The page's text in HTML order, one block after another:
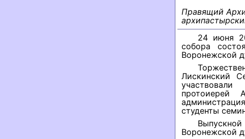
Правящий
24 июня
собора
Воронежской
Лискинский
протоиерей
студенты
Воронежской